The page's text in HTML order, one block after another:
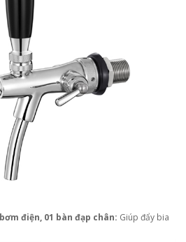
điện, 01 bàn đạp chân: Giúp đẩy bia